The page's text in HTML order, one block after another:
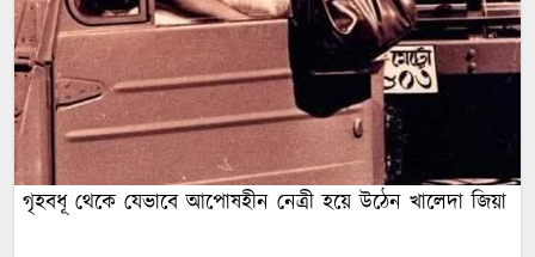
গৃহবধূ থেকে যেভাবে আপোষহীন নেত্রী হয়ে উঠেন খালেদা জিয়া